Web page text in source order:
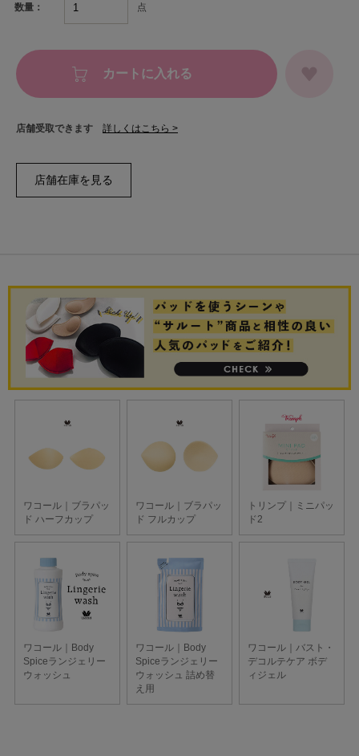
数量： 点
カートに入れる
店舗受取できます 詳しくはこちら >